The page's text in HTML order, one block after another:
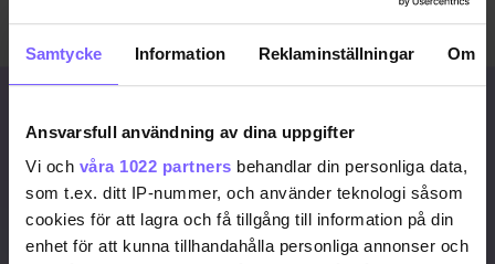
Samtycke Information Reklaminställningar Om
Ansvarsfull användning av dina uppgifter
Vi och våra 1022 partners behandlar din personliga data,
som t.ex. ditt IP-nummer, och använder teknologi såsom
cookies för att lagra och få tillgång till information på din
enhet för att kunna tillhandahålla personliga annonser och
Signa upp dig för att
fortsätta läsa
För att fortsätta läsa hela artikeln, och
många andra artiklar på qx.se, behöver
du signa upp dig, det är helt gratis och
du får dessutom våra nyhetsbrev.